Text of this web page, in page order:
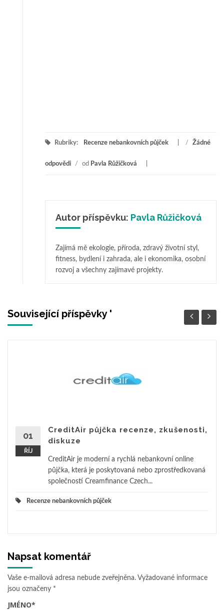
Rubriky: Recenze nebankovních půjček / Žádné
odpovědi / od Pavla Růžičková
Autor příspěvku: Pavla Růžičková
Zajímá mě ekologie, příroda, zdravý životní styl,
fitness, bydlení i zahrada, ale i ekonomika, osobní
rozvoj a všechny zajímavé projekty.
Související příspěvky '
01
ŘÍJ
CreditAir půjčka recenze, zkušenosti,
diskuze
CreditAir je moderní a rychlá nebankovní online
půjčka, která je poskytovaná nebo zprostředkovaná
společností Creamfinance Czech...
Recenze nebankovních půjček
Napsat komentář
Vaše e-mailová adresa nebude zveřejněna. Vyžadované informace
jsou označeny *
JMÉNO*